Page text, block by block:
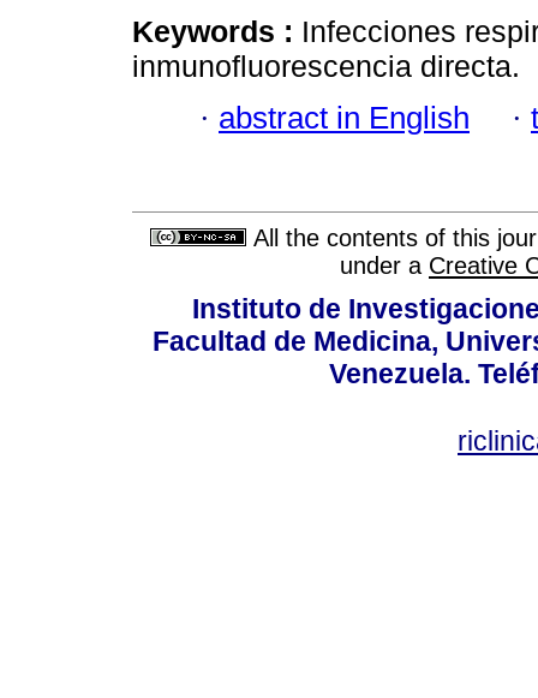
Keywords : Infecciones
inmunofluorescencia directa.
· abstract in English ·
All the contents of this
under a Creative
Instituto de
Facultad de Medicina,
Venezuela.